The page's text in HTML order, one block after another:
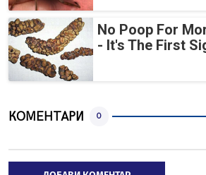
No Poop For
- It's The First
КОМЕНТАРИ 0